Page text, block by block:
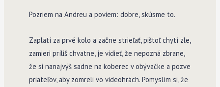
Pozriem na Andreu a poviem: dobre, skúsme to.
Zaplatí za prvé kolo a začne strieľať, pištoľ chytí zle,
zamieri príliš chvatne, je vidieť, že nepozná zbrane,
že si nanajvýš sadne na koberec v obývačke a pozve
priateľov, aby zomreli vo videohrách. Pomyslím si, že